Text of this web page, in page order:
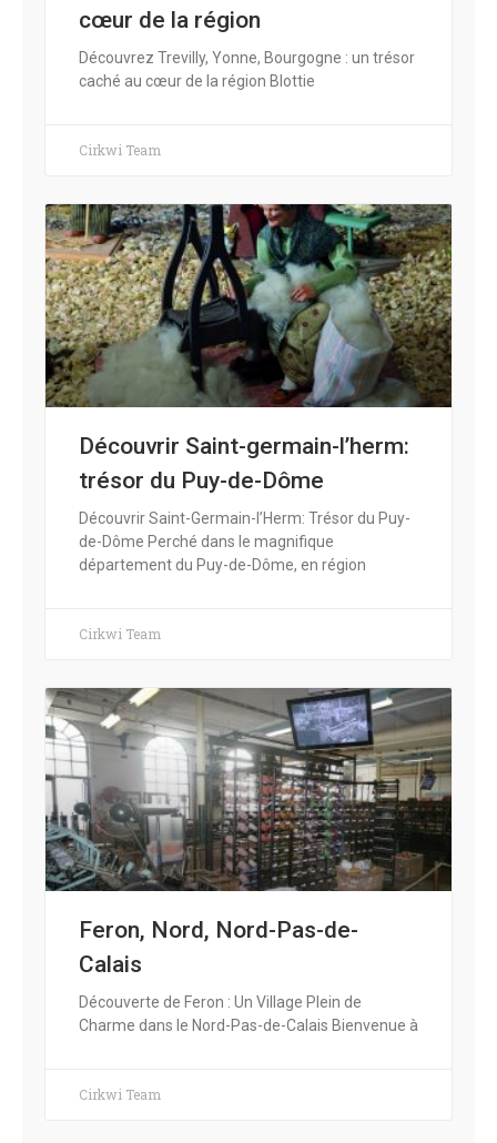
cœur de la région
Découvrez Trevilly, Yonne, Bourgogne : un trésor
caché au cœur de la région Blottie
Cirkwi Team
Découvrir Saint-germain-l’herm:
trésor du Puy-de-Dôme
Découvrir Saint-Germain-l’Herm: Trésor du Puy-
de-Dôme Perché dans le magnifique
département du Puy-de-Dôme, en région
Cirkwi Team
Feron, Nord, Nord-Pas-de-
Calais
Découverte de Feron : Un Village Plein de
Charme dans le Nord-Pas-de-Calais Bienvenue à
Cirkwi Team